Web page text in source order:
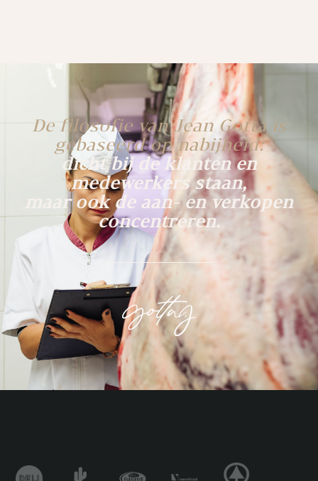
De filosofie van Jean Gotta is
gebaseerd op nabijheid:
dicht bij de klanten en
medewerkers staan,
maar ook de aan- en verkopen
concentreren.